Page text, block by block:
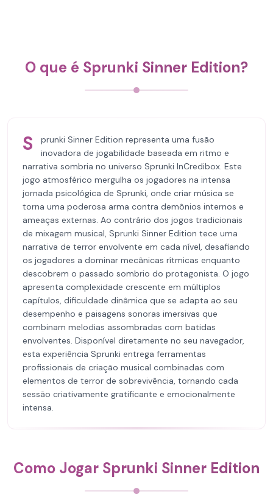
O que é Sprunki Sinner Edition?
S
prunki Sinner Edition representa uma fusão
inovadora de jogabilidade baseada em ritmo e
narrativa sombria no universo Sprunki InCredibox. Este
jogo atmosférico mergulha os jogadores na intensa
jornada psicológica de Sprunki, onde criar música se
torna uma poderosa arma contra demônios internos e
ameaças externas. Ao contrário dos jogos tradicionais
de mixagem musical, Sprunki Sinner Edition tece uma
narrativa de terror envolvente em cada nível, desafiando
os jogadores a dominar mecânicas rítmicas enquanto
descobrem o passado sombrio do protagonista. O jogo
apresenta complexidade crescente em múltiplos
capítulos, dificuldade dinâmica que se adapta ao seu
desempenho e paisagens sonoras imersivas que
combinam melodias assombradas com batidas
envolventes. Disponível diretamente no seu navegador,
esta experiência Sprunki entrega ferramentas
profissionais de criação musical combinadas com
elementos de terror de sobrevivência, tornando cada
sessão criativamente gratificante e emocionalmente
intensa.
Como Jogar Sprunki Sinner Edition